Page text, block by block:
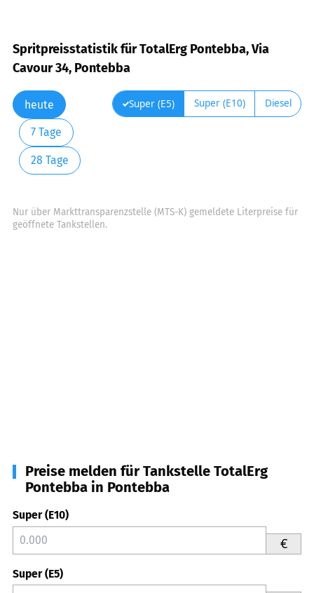
Spritpreisstatistik für TotalErg Pontebba, Via
Cavour 34, Pontebba
heute
7 Tage
28 Tage
Super (E5) Super (E10) Diesel
Nur über Markttransparenzstelle (MTS-K) gemeldete Literpreise für
geöffnete Tankstellen.
Preise melden für Tankstelle TotalErg
Pontebba in Pontebba
Super (E10)
€
Super (E5)